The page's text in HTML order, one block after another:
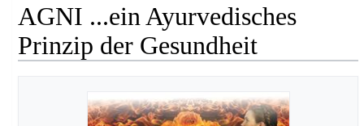
AGNI ...ein Ayurvedisches
Prinzip der Gesundheit